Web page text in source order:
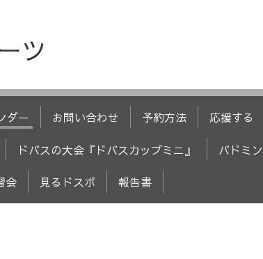
ツ
ダー お問い合わせ 予約方法 応援する
ドバスの大会『ドバスカップミニ』 バドミ
会 見るドスポ 報告書